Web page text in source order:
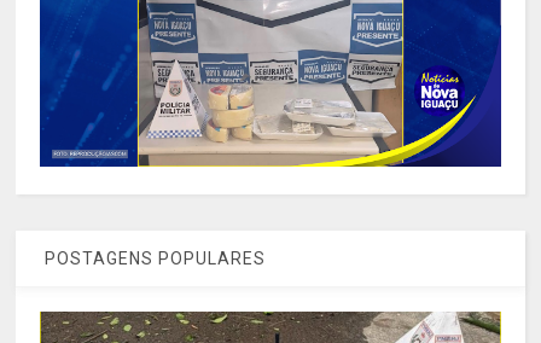
POSTAGENS POPULARES